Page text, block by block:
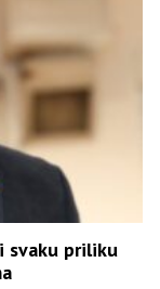
svaku priliku